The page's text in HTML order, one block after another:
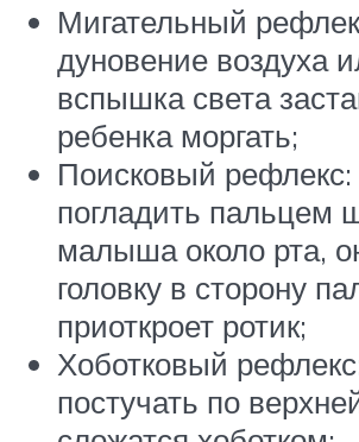
Мигательный
дуновение воздуха
вспышка света
ребенка моргать;
Поисковый рефлекс:
погладить пальцем
малыша около рта,
головку в сторону
приоткроет ротик;
Хоботковый
постучать по